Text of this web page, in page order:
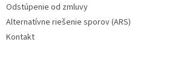
Odstúpenie od zmluvy
Alternatívne riešenie sporov (ARS)
Kontakt